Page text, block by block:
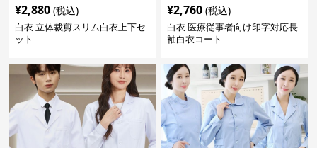
¥2,880 (税込)
白衣 立体裁剪スリム白衣上下セ
ット
¥2,760 (税込)
白衣 医療従事者向け印字対応長
袖白衣コート